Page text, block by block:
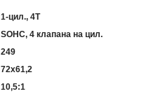
1-цил., 4T
SOHC, 4 клапана на цил.
249
72х61,2
10,5:1